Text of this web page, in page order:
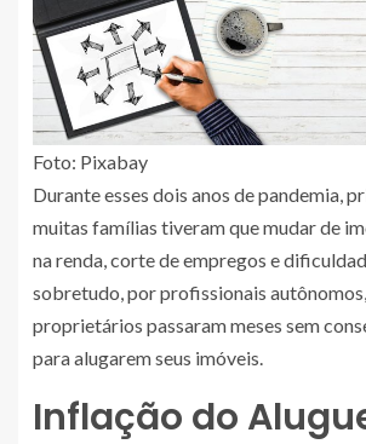
Foto: Pixabay
Durante esses dois anos de pandemia,
muitas famílias tiveram que mudar de
na renda, corte de empregos e
sobretudo, por profissionais
proprietários passaram meses sem
para alugarem seus imóveis.
Inflação do